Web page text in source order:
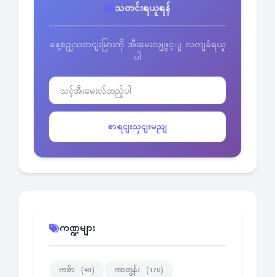
သတင်းရယူရန်
နေ့စဥျသတငျးမြားကို အီးမေးလျဖွင့ျ လကျခံရယူ
ပါ
စာရငျးသှငျးမညျ
ကဏ္ဍများ
ကဗ်ာ (49) ကာတွန်း (170)